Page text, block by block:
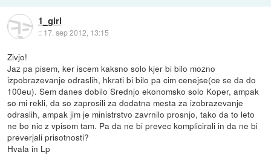
1_girl
:: 17. sep 2012, 13:15
Zivjo!
Jaz pa pisem, ker iscem kaksno solo kjer bi bilo mozno
izpobrazevanje odraslih, hkrati bi bilo pa cim cenejse(ce se da do
100eu). Sem danes dobilo Srednjo ekonomsko solo Koper, ampak
so mi rekli, da so zaprosili za dodatna mesta za izobrazevanje
odraslih, ampak jim je ministrstvo zavrnilo prosnjo, tako da to leto
ne bo nic z vpisom tam. Pa da ne bi prevec komplicirali in da ne bi
preverjali prisotnosti?
Hvala in Lp